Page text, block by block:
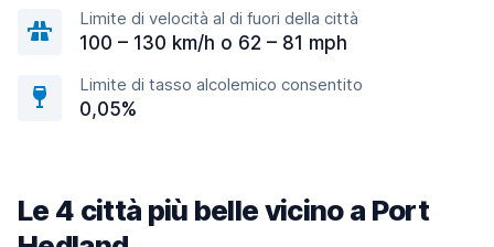
Limite di velocità al di fuori della città
100 – 130 km/h o 62 – 81 mph
Limite di tasso alcolemico consentito
0,05%
Le 4 città più belle vicino a Port